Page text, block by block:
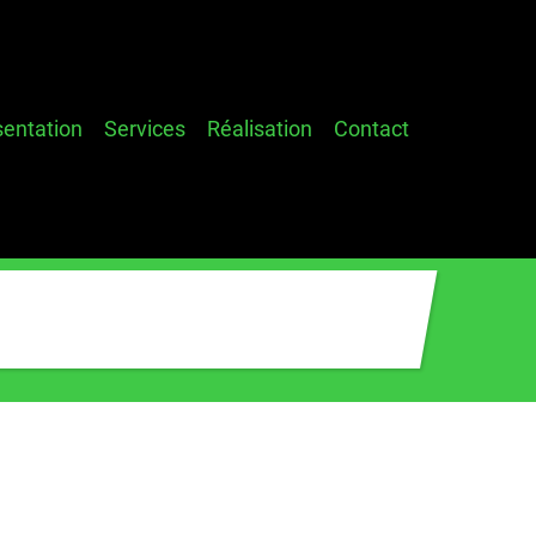
Services Réalisation Contact